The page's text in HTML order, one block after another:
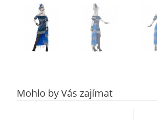
Mohlo by Vás zajímat